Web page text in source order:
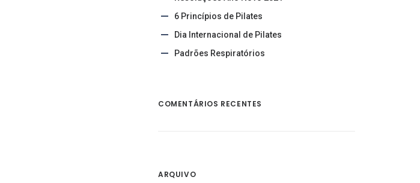
6 Princípios de Pilates
Dia Internacional de Pilates
Padrões Respiratórios
COMENTÁRIOS RECENTES
ARQUIVO